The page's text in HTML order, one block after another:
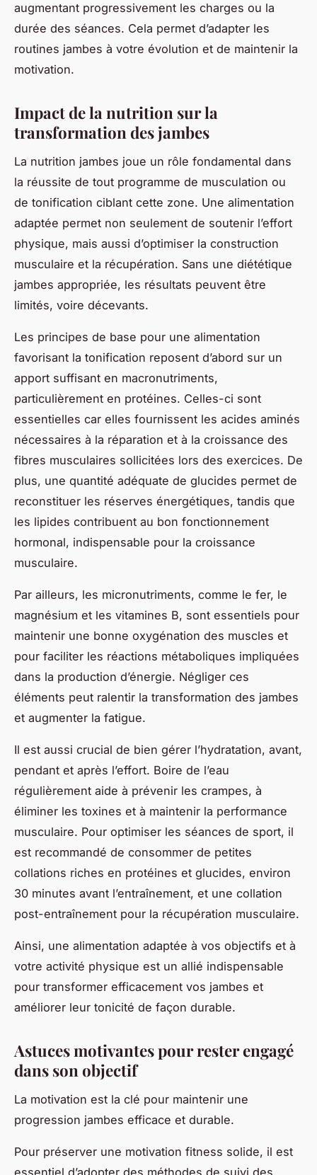
augmentant progressivement les charges ou la
durée des séances. Cela permet d’adapter les
routines jambes à votre évolution et de maintenir la
motivation.
Impact de la nutrition sur la
transformation des jambes
La nutrition jambes joue un rôle fondamental dans
la réussite de tout programme de musculation ou
de tonification ciblant cette zone. Une alimentation
adaptée permet non seulement de soutenir l’effort
physique, mais aussi d’optimiser la construction
musculaire et la récupération. Sans une diététique
jambes appropriée, les résultats peuvent être
limités, voire décevants.
Les principes de base pour une alimentation
favorisant la tonification reposent d’abord sur un
apport suffisant en macronutriments,
particulièrement en protéines. Celles-ci sont
essentielles car elles fournissent les acides aminés
nécessaires à la réparation et à la croissance des
fibres musculaires sollicitées lors des exercices. De
plus, une quantité adéquate de glucides permet de
reconstituer les réserves énergétiques, tandis que
les lipides contribuent au bon fonctionnement
hormonal, indispensable pour la croissance
musculaire.
Par ailleurs, les micronutriments, comme le fer, le
magnésium et les vitamines B, sont essentiels pour
maintenir une bonne oxygénation des muscles et
pour faciliter les réactions métaboliques impliquées
dans la production d’énergie. Négliger ces
éléments peut ralentir la transformation des jambes
et augmenter la fatigue.
Il est aussi crucial de bien gérer l’hydratation, avant,
pendant et après l’effort. Boire de l’eau
régulièrement aide à prévenir les crampes, à
éliminer les toxines et à maintenir la performance
musculaire. Pour optimiser les séances de sport, il
est recommandé de consommer de petites
collations riches en protéines et glucides, environ
30 minutes avant l’entraînement, et une collation
post-entraînement pour la récupération musculaire.
Ainsi, une alimentation adaptée à vos objectifs et à
votre activité physique est un allié indispensable
pour transformer efficacement vos jambes et
améliorer leur tonicité de façon durable.
Astuces motivantes pour rester engagé
dans son objectif
La motivation est la clé pour maintenir une
progression jambes efficace et durable.
Pour préserver une motivation fitness solide, il est
essentiel d’adopter des méthodes de suivi des